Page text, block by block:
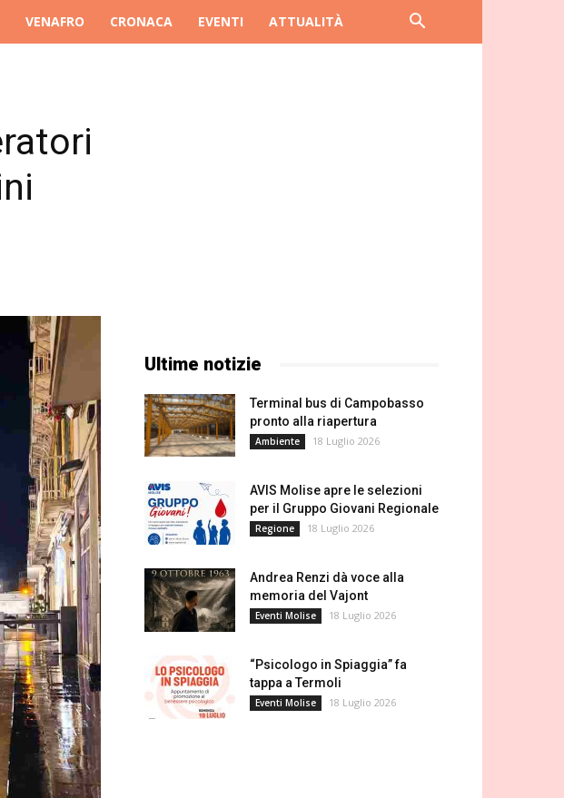
VENAFRO CRONACA EVENTI ATTUALITÀ
Ultime notizie
Terminal bus di Campobasso
pronto alla riapertura
Ambiente 18 Luglio 2026
AVIS Molise apre le selezioni
per il Gruppo Giovani Regionale
Regione 18 Luglio 2026
Andrea Renzi dà voce alla
memoria del Vajont
Eventi Molise 18 Luglio 2026
“Psicologo in Spiaggia” fa
tappa a Termoli
Eventi Molise 18 Luglio 2026